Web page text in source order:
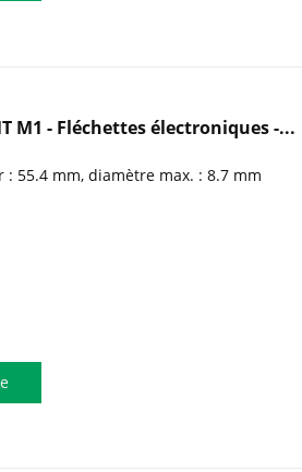
M1 - Fléchettes électroniques -...
: 55.4 mm, diamètre max. : 8.7 mm